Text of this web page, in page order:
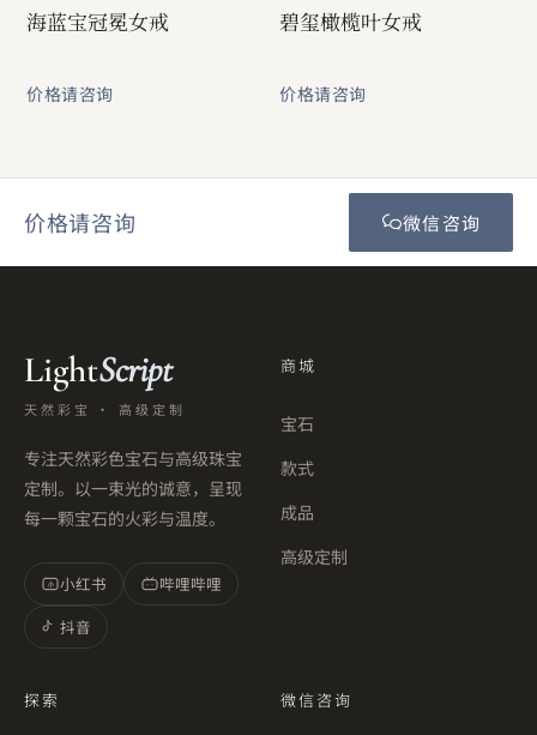
海蓝宝冠冕女戒
价格请咨询
碧玺橄榄叶女戒
价格请咨询
价格请咨询 微信咨询
LightScript
天然彩宝 · 高级定制
专注天然彩色宝石与高级珠宝
定制。以一束光的诚意，呈现
每一颗宝石的火彩与温度。
小 小红书
哔哩哔哩
抖音
商城
宝石
款式
成品
高级定制
探索 微信咨询